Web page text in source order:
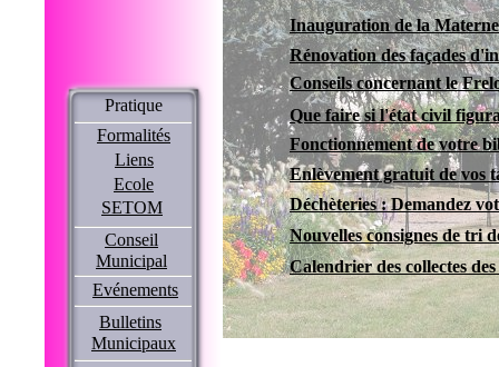
Inauguration de la
Rénovation des façades
Conseils concernant le
Pratique
Que faire si l'état civil
Formalités
Fonctionnement de votre
Liens
Enlèvement gratuit de vos
Ecole
Déchèteries : Demandez
SETOM
Nouvelles consignes de tri
Conseil
Municipal
Calendrier des collectes des
Evénements
Bulletins
Municipaux